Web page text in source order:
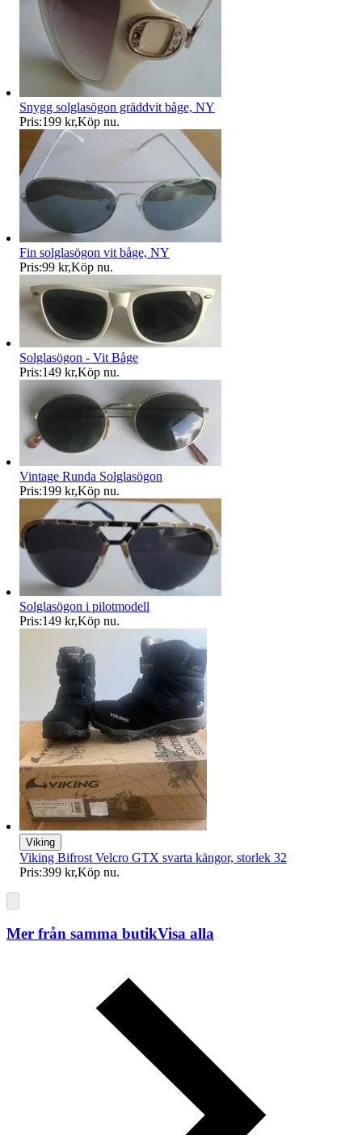
Snygg solglasögon gräddvit båge, NY
Pris:199 kr,Köp nu.
Fin solglasögon vit båge, NY
Pris:99 kr,Köp nu.
Solglasögon - Vit Båge
Pris:149 kr,Köp nu.
Vintage Runda Solglasögon
Pris:199 kr,Köp nu.
Solglasögon i pilotmodell
Pris:149 kr,Köp nu.
Viking
Viking Bifrost Velcro GTX svarta kängor, storlek 32
Pris:399 kr,Köp nu.
Mer från samma butikVisa alla